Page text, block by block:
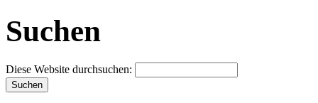
Suchen
Diese Website durchsuchen: